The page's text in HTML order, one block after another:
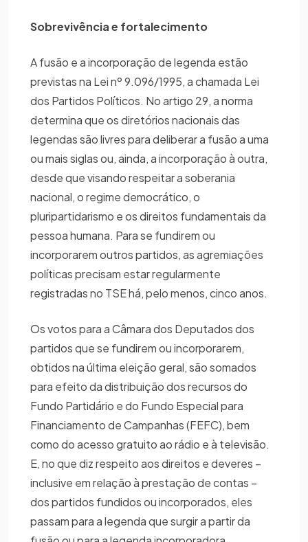
Sobrevivência e fortalecimento
A fusão e a incorporação de legenda estão
previstas na Lei nº 9.096/1995, a chamada Lei
dos Partidos Políticos. No artigo 29, a norma
determina que os diretórios nacionais das
legendas são livres para deliberar a fusão a uma
ou mais siglas ou, ainda, a incorporação à outra,
desde que visando respeitar a soberania
nacional, o regime democrático, o
pluripartidarismo e os direitos fundamentais da
pessoa humana. Para se fundirem ou
incorporarem outros partidos, as agremiações
políticas precisam estar regularmente
registradas no TSE há, pelo menos, cinco anos.
Os votos para a Câmara dos Deputados dos
partidos que se fundirem ou incorporarem,
obtidos na última eleição geral, são somados
para efeito da distribuição dos recursos do
Fundo Partidário e do Fundo Especial para
Financiamento de Campanhas (FEFC), bem
como do acesso gratuito ao rádio e à televisão.
E, no que diz respeito aos direitos e deveres –
inclusive em relação à prestação de contas –
dos partidos fundidos ou incorporados, eles
passam para a legenda que surgir a partir da